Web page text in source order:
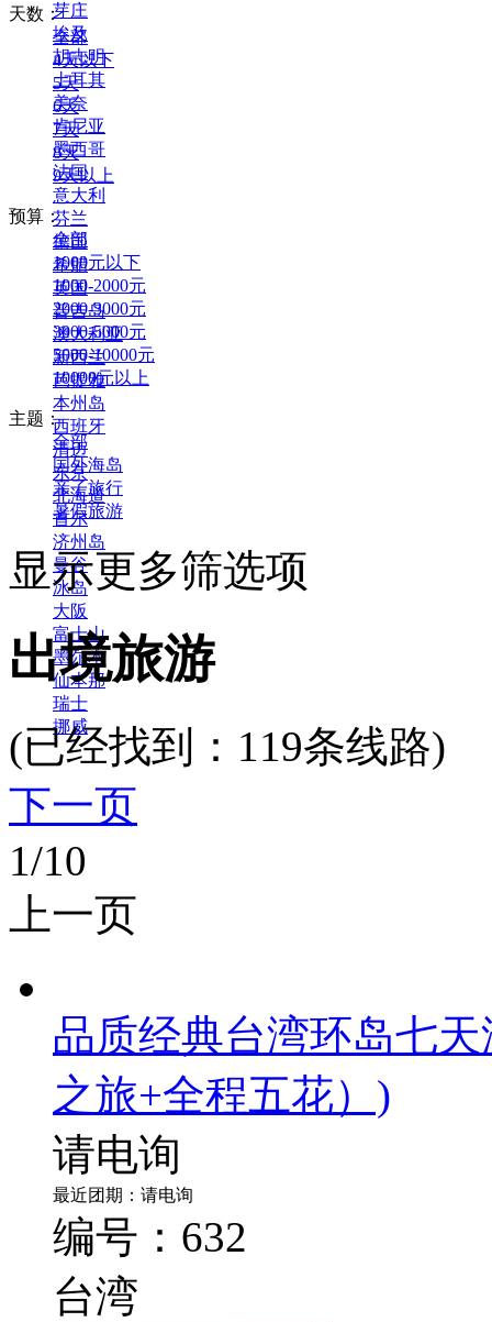
芽庄
埃及
胡志明
土耳其
美奈
肯尼亚
墨西哥
法国
意大利
芬兰
德国
希腊
英国
普吉岛
澳大利亚
新西兰
芭提雅
本州岛
西班牙
清迈
东京
北海道
首尔
济州岛
曼谷
冰岛
大阪
富士山
墨尔本
仙本那
瑞士
挪威
天数：
全部
4天以下
5天
6天
7天
8天
9天以上
预算：
全部
1000元以下
1000-2000元
2000-3000元
3000-5000元
5000-10000元
10000元以上
主题：
全部
国外海岛
亲子旅行
暑假旅游
显示更多筛选项
出境旅游
(已经找到： 119条线路)
下一页
1/10
上一页
品质经典台湾环岛七天
之旅+全程五花）)
请电询
最近团期：请电询
编号：632
台湾